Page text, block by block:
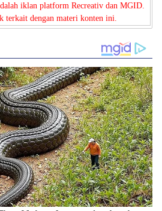
iklan platform Recreativ dan MGID.
terkait dengan materi konten ini.